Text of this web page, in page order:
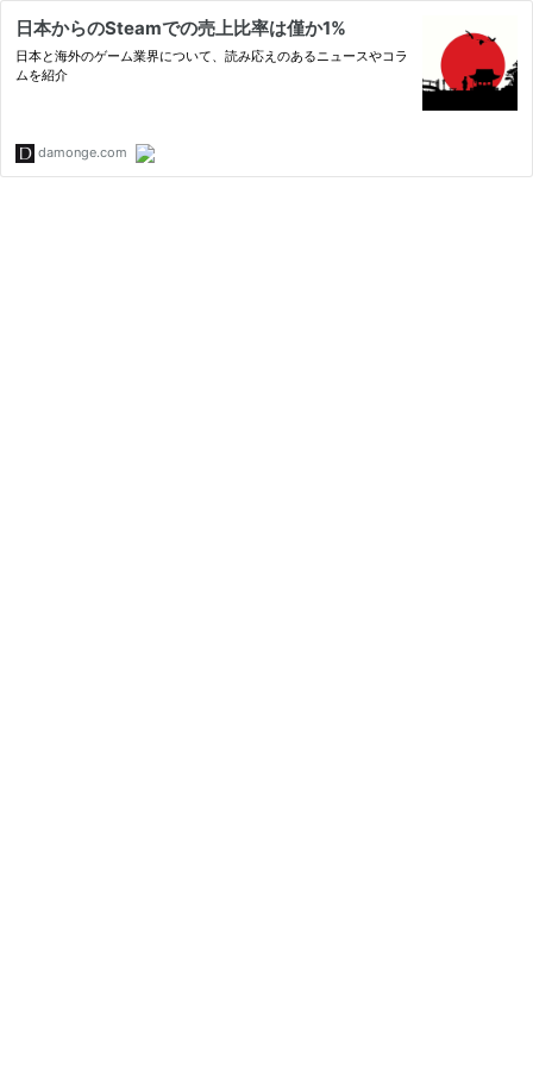
日本からのSteamでの売上比率は僅か1%
日本と海外のゲーム業界について、読み応えのあるニュースやコラ
ムを紹介
damonge.com